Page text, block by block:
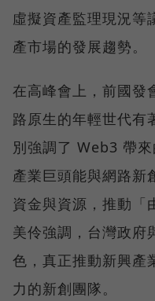
虛擬資產監理現況等
產市場的發展趨勢。
在高峰會上，前國發
路原生的年輕世代有
別強調了 Web3 帶
產業巨頭能與網路新
資金與資源，推動「
美伶強調，台灣政府
色，真正推動新興產
力的新創團隊。